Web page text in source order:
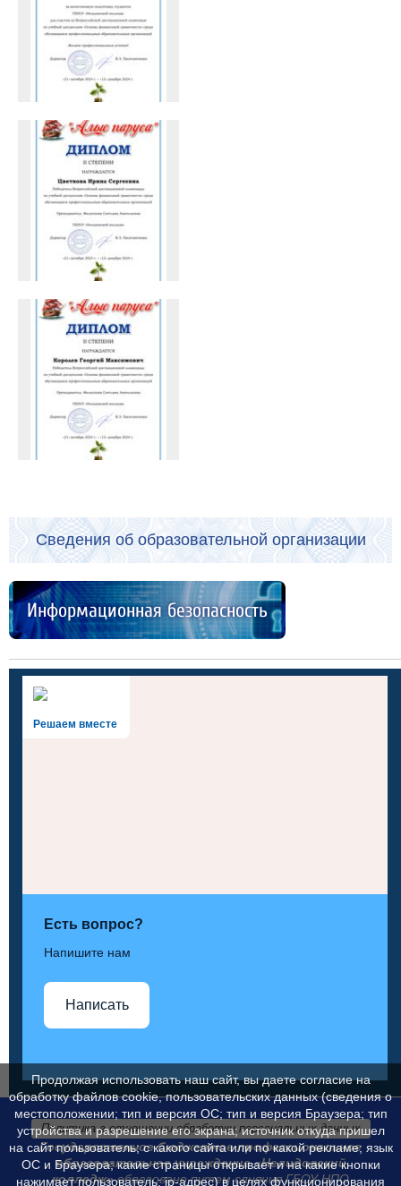
Сведения об образовательной организации
Информационная безопасность
Решаем вместе
Есть вопрос?
Напишите нам
Написать
Политика в отношении обработки персональных данных
Государственное бюджетное профессиональное
образовательное учреждение «Нелидовский
колледж»образовано путем слияния ГБОУ НПО
Продолжая использовать наш сайт, вы даете согласие на
обработку файлов cookie, пользовательских данных (сведения о
местоположении; тип и версия ОС; тип и версия Браузера; тип
устройства и разрешение его экрана; источник откуда пришел
на сайт пользователь; с какого сайта или по какой рекламе; язык
ОС и Браузера; какие страницы открывает и на какие кнопки
нажимает пользователь; ip-адрес) в целях функционирования